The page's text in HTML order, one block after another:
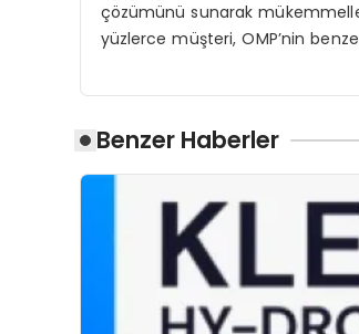
çözümünü sunarak
yüzlerce müşteri, OMP’nin
Benzer Haberler